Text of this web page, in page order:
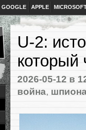
GOOGLE APPLE
U-2:
который
2026-05-12 в
война,